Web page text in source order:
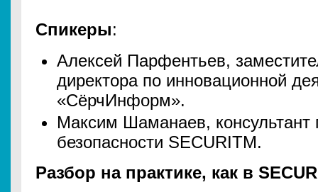
Спикеры:
Алексей Парфентьев,
директора по инновационной
«СёрчИнформ».
Максим Шаманаев,
безопасности SECURITM.
Разбор на практике, как в